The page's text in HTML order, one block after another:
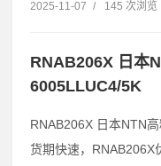
2025-11-07 / 145 次浏览
RNAB206X 日本
6005LLUC4/5K
RNAB206X 日本NTN
货期快速，